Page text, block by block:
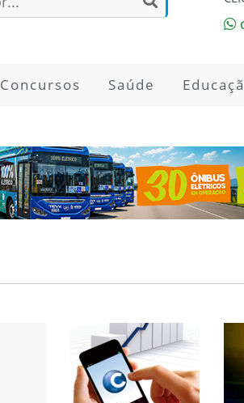
Concursos Saúde